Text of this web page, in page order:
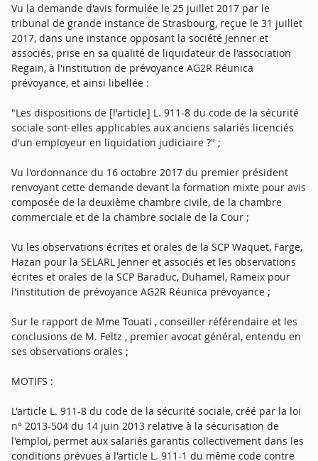
Vu la demande d'avis formulée le 25 juillet 2017 par le
tribunal de grande instance de Strasbourg, reçue le 31 juillet
2017, dans une instance opposant la société Jenner et
associés, prise en sa qualité de liquidateur de l'association
Regain, à l'institution de prévoyance AG2R Réunica
prévoyance, et ainsi libellée :
"Les dispositions de [l'article] L. 911-8 du code de la sécurité
sociale sont-elles applicables aux anciens salariés licenciés
d'un employeur en liquidation judiciaire ?" ;
Vu l'ordonnance du 16 octobre 2017 du premier président
renvoyant cette demande devant la formation mixte pour avis
composée de la deuxième chambre civile, de la chambre
commerciale et de la chambre sociale de la Cour ;
Vu les observations écrites et orales de la SCP Waquet, Farge,
Hazan pour la SELARL Jenner et associés et les observations
écrites et orales de la SCP Baraduc, Duhamel, Rameix pour
l'institution de prévoyance AG2R Réunica prévoyance ;
Sur le rapport de Mme Touati , conseiller référendaire et les
conclusions de M. Feltz , premier avocat général, entendu en
ses observations orales ;
MOTIFS :
L'article L. 911-8 du code de la sécurité sociale, créé par la loi
n° 2013-504 du 14 juin 2013 relative à la sécurisation de
l'emploi, permet aux salariés garantis collectivement dans les
conditions prévues à l'article L. 911-1 du même code contre